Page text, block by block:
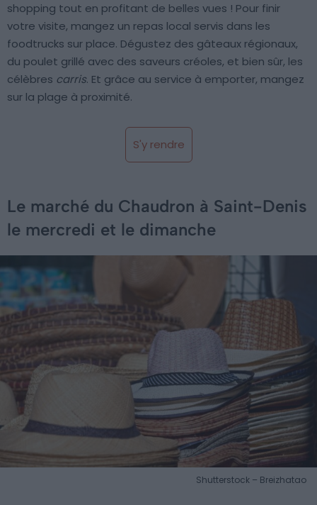
shopping tout en profitant de belles vues ! Pour finir
votre visite, mangez un repas local servis dans les
foodtrucks sur place. Dégustez des gâteaux régionaux,
du poulet grillé avec des saveurs créoles, et bien sûr, les
célèbres carris. Et grâce au service à emporter, mangez
sur la plage à proximité.
S'y rendre
Le marché du Chaudron à Saint-Denis
le mercredi et le dimanche
Shutterstock – Breizhatao